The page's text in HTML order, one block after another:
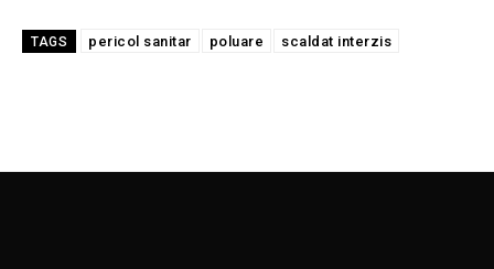
TAGS pericol sanitar poluare scaldat interzis